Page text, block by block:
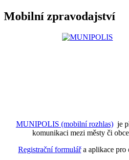
Mobilní zpravodajství
MUNIPOLIS (mobilní rozhlas)je
komunikaci mezi městy či
Registrační formulářa aplikace pro